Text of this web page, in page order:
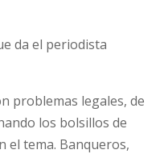
da el periodista
problemas legales, de
los bolsillos de
el tema. Banqueros,